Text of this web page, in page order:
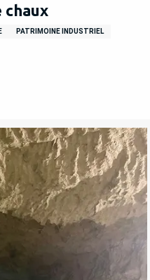
chaux
PATRIMOINE INDUSTRIEL